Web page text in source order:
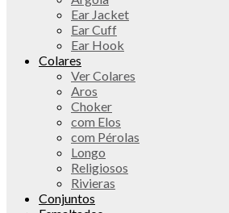
Ear Jacket
Ear Cuff
Ear Hook
Colares
Ver Colares
Aros
Choker
com Elos
com Pérolas
Longo
Religiosos
Rivieras
Conjuntos